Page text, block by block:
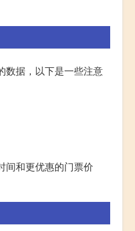
数据，以下是一些注意
间和更优惠的门票价